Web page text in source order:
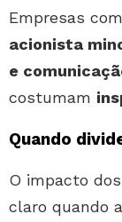
Empresas
acionista
e
costumam
Quando
O impacto
claro quando